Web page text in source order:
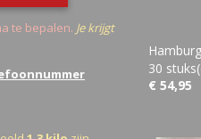
te bepalen. Je krijgt
30
€ 54,95